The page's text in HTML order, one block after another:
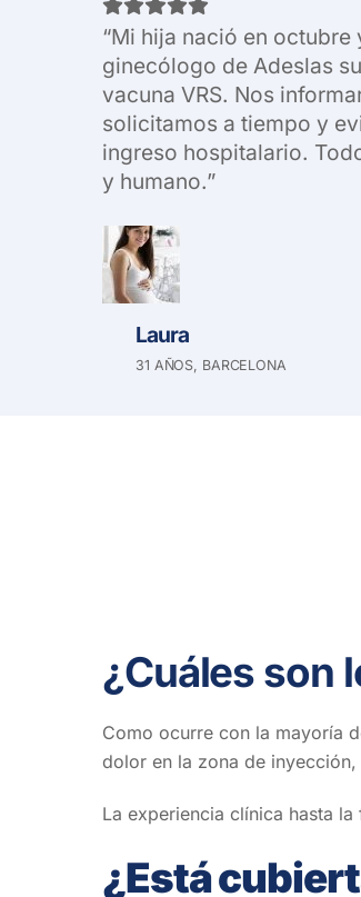
“Mi hija nació en octubre
ginecólogo de Adeslas
vacuna VRS. Nos
solicitamos a tiempo y
ingreso hospitalario.
y humano.”
Laura
31 AÑOS, BARCELONA
¿Cuáles son
Como ocurre con la mayoría
dolor en la zona de inyección,
La experiencia clínica hasta
¿Está